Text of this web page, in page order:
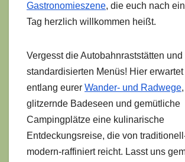
Gastronomieszene, die euch nach
Tag herzlich willkommen heißt.
Vergesst die Autobahnraststätten und
standardisierten Menüs! Hier erwartet
entlang eurer Wander- und Radwege
glitzernde Badeseen und gemütliche
Campingplätze eine kulinarische
Entdeckungsreise, die von
modern-raffiniert reicht. Lasst uns